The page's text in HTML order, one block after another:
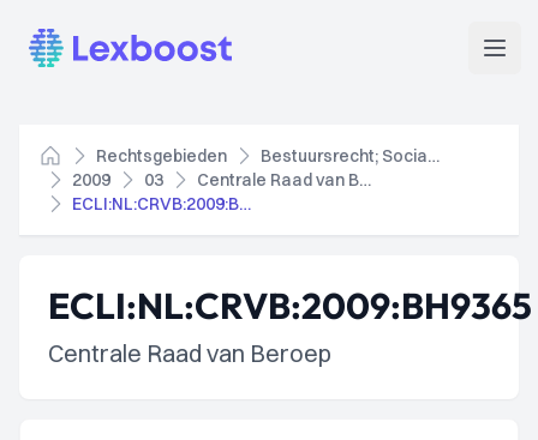
Lexboost
Home
Rechtsgebieden
Bestuursrecht; Socialezekerheidsrecht
2009
03
Centrale Raad van Beroep
ECLI:NL:CRVB:2009:BH9365
ECLI:NL:CRVB:2009:BH9365
Centrale Raad van Beroep